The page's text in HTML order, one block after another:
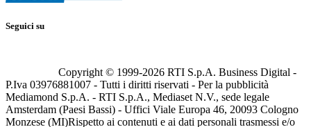
Seguici su
Copyright © 1999-2026 RTI S.p.A. Business Digital -
P.Iva 03976881007 - Tutti i diritti riservati - Per la pubblicità
Mediamond S.p.A. - RTI S.p.A., Mediaset N.V., sede legale
Amsterdam (Paesi Bassi) - Uffici Viale Europa 46, 20093 Cologno
Monzese (MI)Rispetto ai contenuti e ai dati personali trasmessi e/o